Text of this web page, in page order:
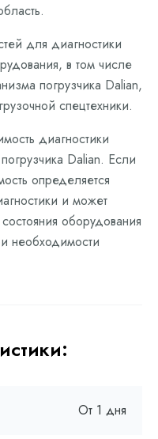
для диагностики
в том числе
погрузчика Dalian,
спецтехники.
диагностики
Dalian. Если
определяется
и может
оборудования
необходимости
От 1 дня